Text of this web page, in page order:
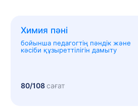
Химия пәні
бойынша педагогтің пәндік және
кәсіби құзыреттілігін дамыту
80/108сағат